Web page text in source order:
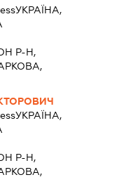
УКРАЇНА,
Р-Н,
УКРАЇНА,
Р-Н,